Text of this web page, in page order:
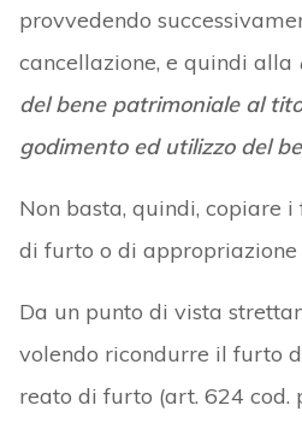
provvedendo
cancellazione, e quindi alla
del bene patrimoniale al
godimento ed utilizzo del
Non basta, quindi, copiare
di furto o di appropriazione
Da un punto di vista
volendo ricondurre il furto
reato di furto (art. 624 cod.